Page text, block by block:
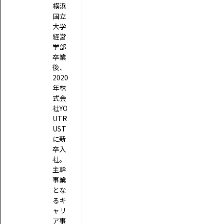
横浜
国立
大学
経営
学部
卒業
後、
2020
年株
式会
社YO
UTR
UST
に新
卒入
社。
主幹
事業
とな
るキ
ャリ
ア事